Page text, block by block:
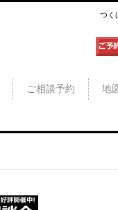
つく
ご相談予約 地